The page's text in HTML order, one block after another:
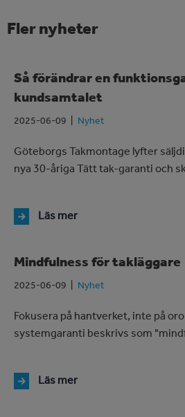
Fler nyheter
Så förändrar en
kundsamtalet
2025-06-09 Nyhet
Göteborgs Takmontage lyfter
nya 30-åriga Tätt tak-garanti och
Läs mer
Mindfulness för takläggare
2025-06-09 Nyhet
Fokusera på hantverket, inte på
systemgaranti beskrivs som
Läs mer